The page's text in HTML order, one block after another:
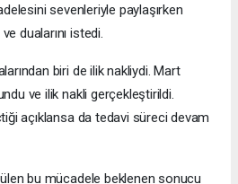
sevenleriyle paylaşırken
dualarını istedi.
biri de ilik nakliydi. Mart
ve ilik nakli gerçekleştirildi.
açıklansa da tedavi süreci devam
bu mücadele beklenen sonucu